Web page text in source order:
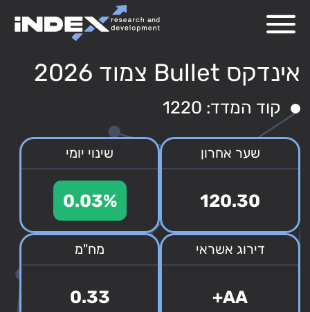
אינדקס Bullet צמוד 2026
קוד המדד: 1220
שער אחרון
120.30
שינוי יומי
0.03%
דירוג אשראי
AA+
מח"מ
0.33